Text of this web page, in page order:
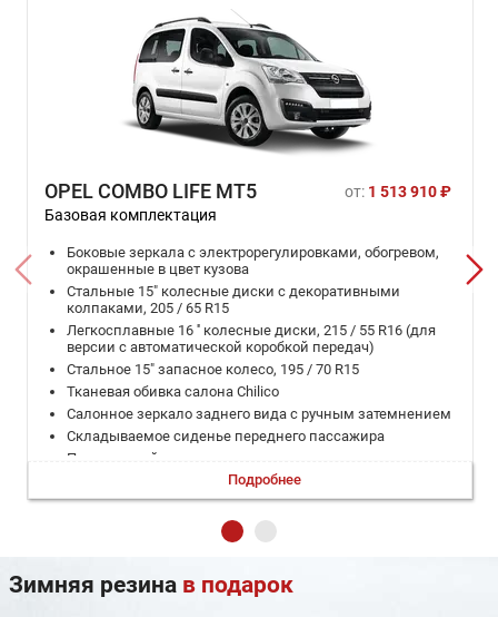
OPEL COMBO LIFE MT5 от: 1 513 910 ₽
Базовая комплектация
Боковые зеркала с электрорегулировками, обогревом,
окрашенные в цвет кузова
Стальные 15" колесные диски с декоративными
колпаками, 205 / 65 R15
Легкосплавные 16 '' колесные диски, 215 / 55 R16 (для
версии с автоматической коробкой передач)
Стальное 15" запасное колесо, 195 / 70 R15
Тканевая обивка салона Chilico
Салонное зеркало заднего вида с ручным затемнением
Складываемое сиденье переднего пассажира
Перчаточный ящик со стороны переднего пассажира
Перчаточный ящик за комбинацией приборов
Подлокотники на водительском и переднем
пассажирском сидениях
Карманы в спинках передних сидений
Индивидуальная регулировка угла наклона спинки
Подробнее
Зимняя резина в подарок